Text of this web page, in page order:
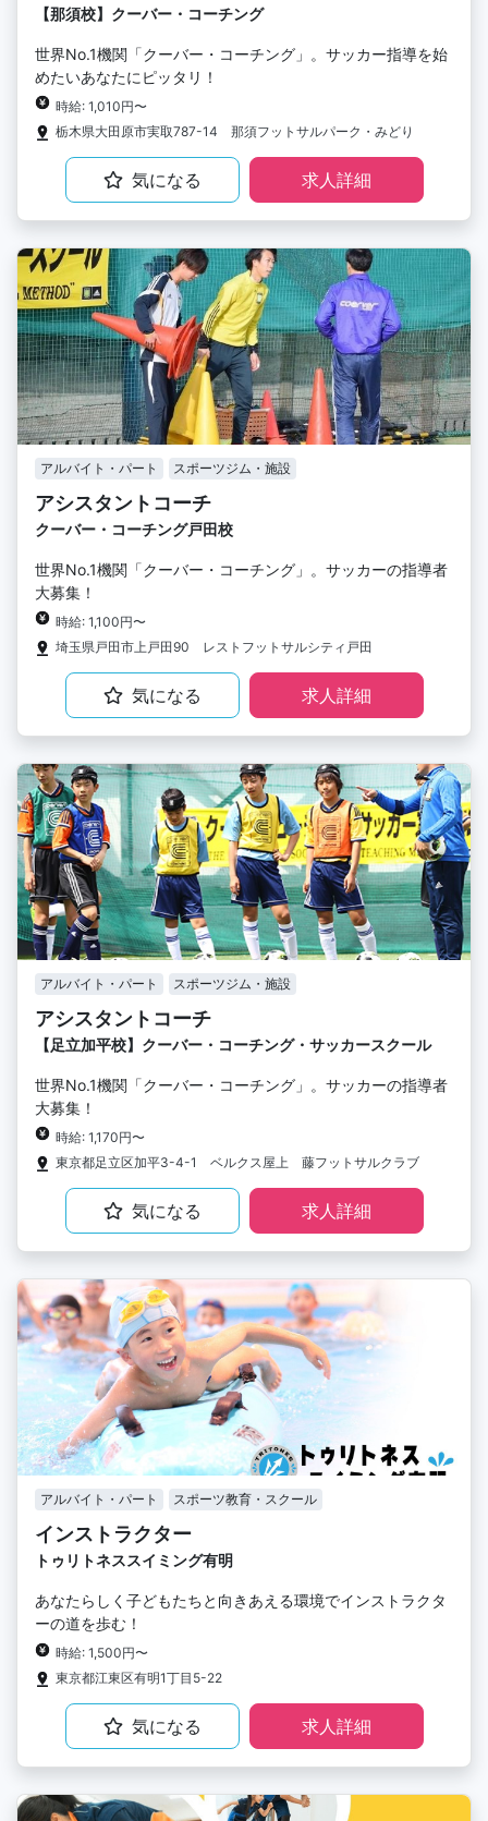
【那須校】クーバー・コーチング
世界No.1機関「クーバー・コーチング」。サッカー指導を始
めたいあなたにピッタリ！
時給: 1,010円〜
栃木県大田原市実取787-14 那須フットサルパーク・みどり
気になる 求人詳細
アルバイト・パート スポーツジム・施設
アシスタントコーチ
クーバー・コーチング戸田校
世界No.1機関「クーバー・コーチング」。サッカーの指導者
大募集！
時給: 1,100円〜
埼玉県戸田市上戸田90 レストフットサルシティ戸田
気になる 求人詳細
アルバイト・パート スポーツジム・施設
アシスタントコーチ
【足立加平校】クーバー・コーチング・サッカースクール
世界No.1機関「クーバー・コーチング」。サッカーの指導者
大募集！
時給: 1,170円〜
東京都足立区加平3-4-1 ベルクス屋上 藤フットサルクラブ
気になる 求人詳細
アルバイト・パート スポーツ教育・スクール
インストラクター
トゥリトネススイミング有明
あなたらしく子どもたちと向きあえる環境でインストラクタ
ーの道を歩む！
時給: 1,500円〜
東京都江東区有明1丁目5-22
気になる 求人詳細